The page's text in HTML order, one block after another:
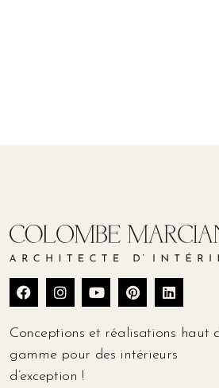
Conceptions et réalisations haut
gamme pour des intérieurs
d’exception !